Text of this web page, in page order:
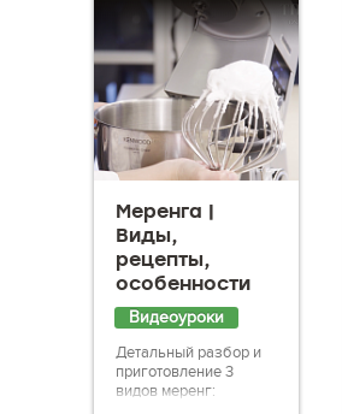
Меренга |
Виды,
рецепты,
особенности
Видеоуроки
Детальный разбор и
приготовление 3
видов меренг: